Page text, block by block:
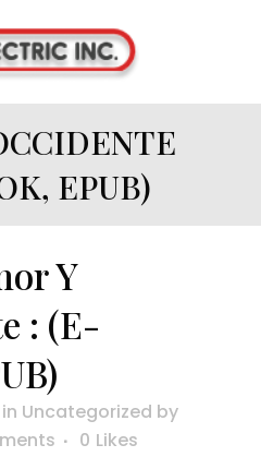
EPUB)
Y
: (E-
in Uncategorized by
0 Likes